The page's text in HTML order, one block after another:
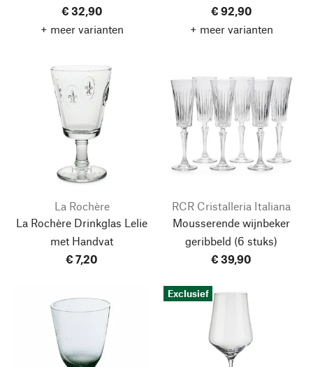
€ 32,90
+ meer varianten
€ 92,90
+ meer varianten
La Rochère
La Rochère Drinkglas Lelie
met Handvat
€ 7,20
RCR Cristalleria Italiana
Mousserende wijnbeker
geribbeld (6 stuks)
€ 39,90
Exclusief